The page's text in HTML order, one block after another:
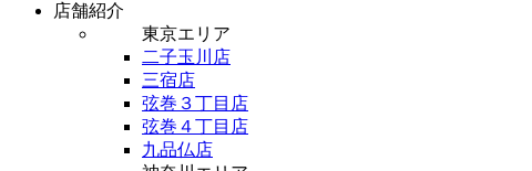
店舗紹介
東京エリア
二子玉川店
三宿店
弦巻３丁目店
弦巻４丁目店
九品仏店